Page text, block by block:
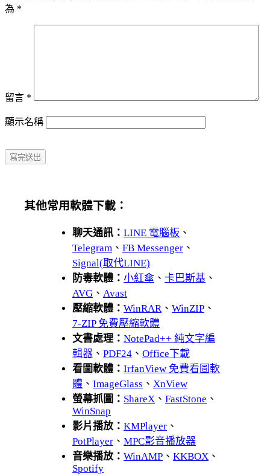
為 *
留言 *
顯示名稱
其他常用軟體下載：
聊天通訊： LINE 電腦板 、
Telegram 、 FB Messenger 、
Signal(取代LINE)
防毒軟體： 小紅傘 、 卡巴斯基 、
AVG 、 Avast
壓縮軟體： WinRAR、 WinZIP 、
7-ZIP 免費壓縮軟體
文書處理： NotePad++ 純文字編
輯器 、 PDF24 、 Office下載
看圖軟體： IrfanView 免費看圖軟
體 、 ImageGlass 、 XnView
螢幕抓圖： ShareX 、 FastStone 、
WinSnap
影片播放： KMPlayer 、
PotPlayer 、 MPC影音播放器
音樂播放： WinAMP 、 KKBOX 、
Spotify